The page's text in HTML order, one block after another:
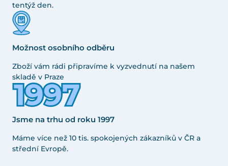
tentýž den.
Možnost osobního odběru
Zboží vám rádi připravíme k vyzvednutí na našem
skladě v Praze
Jsme na trhu od roku 1997
Máme více než 10 tis. spokojených zákazníků v ČR a
střední Evropě.